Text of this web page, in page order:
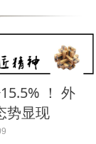
！ 外
势显现